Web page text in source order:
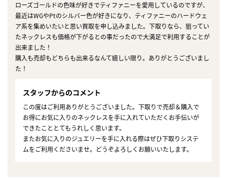
ローズゴールドの色味が好きでティファニーを愛用しているのですが、
最近はWGやPtのシルバー色が好きになり、ティファニーのハードウェ
ア系を集めいたいと思い買取を申し込みました。下取りなら、狙ってい
たネックレスも価格が下がるとの事だったので大満足で利用することが
出来ました！
購入も売却もどちらも出来るなんて嬉しい限り。ありがとうございまし
た！
スタッフからのコメント
この度はご利用ありがとうございました。下取りで売却＆購入で
お得にお気に入りのネックレスを手に入れていただくお手伝いが
できたこととてもうれしく思います。
またお気に入りのジュエリーを手に入れる際はぜひ下取りシステ
ムをご利用くださいませ。どうぞよろしくお願いいたします。